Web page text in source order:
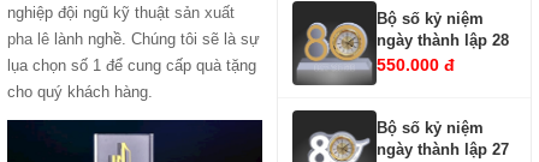
nghiệp đội ngũ kỹ thuật sản xuất
pha lê lành nghề. Chúng tôi sẽ là sự
lụa chọn số 1 để cung cấp quà tặng
cho quý khách hàng.
Bộ số kỷ niệm
ngày thành lập 28
550.000 đ
Bộ số kỷ niệm
ngày thành lập 27